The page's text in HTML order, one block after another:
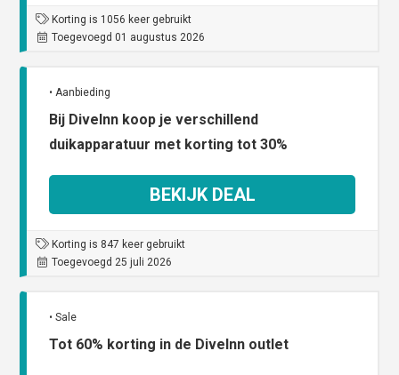
Korting is 1056 keer gebruikt
Toegevoegd 01 augustus 2026
• Aanbieding
Bij DiveInn koop je verschillend
duikapparatuur met korting tot 30%
BEKIJK DEAL
Korting is 847 keer gebruikt
Toegevoegd 25 juli 2026
• Sale
Tot 60% korting in de DiveInn outlet